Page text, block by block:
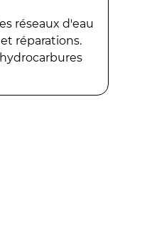
réseaux d'eau
réparations.